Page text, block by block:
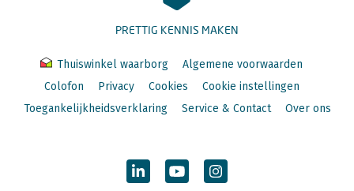
PRETTIG KENNIS MAKEN
Thuiswinkel waarborg
Algemene voorwaarden
Colofon
Privacy Cookies
Cookie instellingen
Toegankelijkheidsverklaring
Service & Contact Over ons